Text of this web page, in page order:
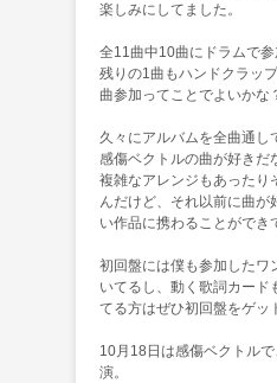
楽しみにしてました。
全11曲中10曲にドラムで参
残りの1曲もハンドクラッ
曲参加ってことでよいかな
久々にアルバムを全曲通し
感傷ベクトルの曲が好きだ
複雑なアレンジもあったり
んだけど、それ以前に曲が
い作品に携わることができ
初回盤には僕も参加したワ
いてるし、動く歌詞カード
てる方はぜひ初回盤をゲッ
10月18日は感傷ベクトル
演。